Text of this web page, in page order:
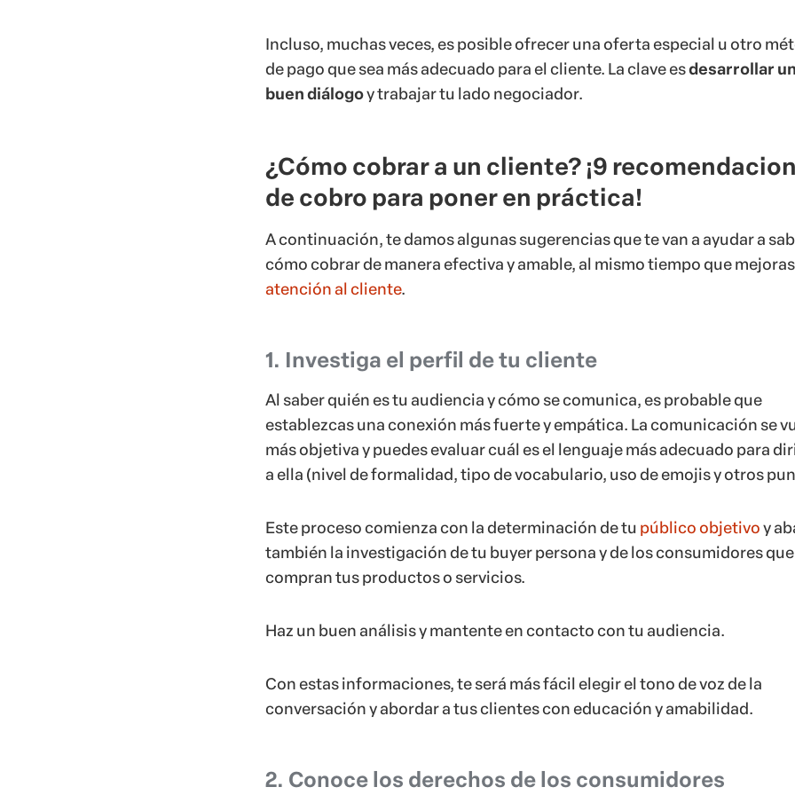
Incluso, muchas veces, es posible ofrecer una oferta especial u otro
de pago que sea más adecuado para el cliente. La clave esdesarrollar un
buen diálogoy trabajar tu lado negociador.
¿Cómo cobrar a un cliente? ¡9
de cobro para poner en práctica!
A continuación, te damos algunas sugerencias que te van a ayudar a
cómo cobrar de manera efectiva y amable, al mismo tiempo que
atención al cliente.
1. Investiga el perfil de tu cliente
Al saber quién es tu audiencia y cómo se comunica, es probable que
establezcas una conexión más fuerte y empática. La comunicación se
más objetiva y puedes evaluar cuál es el lenguaje más adecuado para
a ella (nivel de formalidad, tipo de vocabulario, uso de emojis y otros
Este proceso comienza con la determinación de tu público objetivoy
también la investigación de tu buyer persona y de los consumidores que
compran tus productos o servicios.
Haz un buen análisis y mantente en contacto con tu audiencia.
Con estas informaciones, te será más fácil elegir el tono de voz de la
conversación y abordar a tus clientes con educación y amabilidad.
2. Conoce los derechos de los consumidores